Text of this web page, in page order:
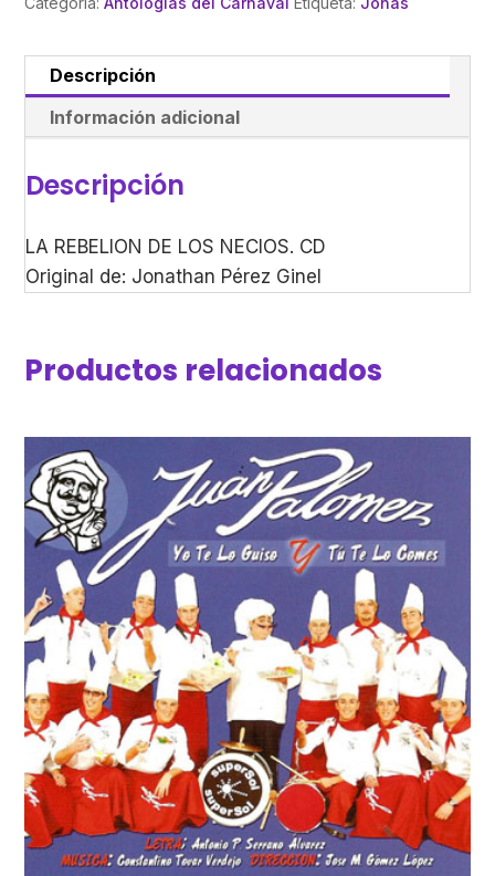
Descripción
Información adicional
Descripción
LA REBELION DE LOS NECIOS. CD
Original de: Jonathan Pérez Ginel
Productos relacionados